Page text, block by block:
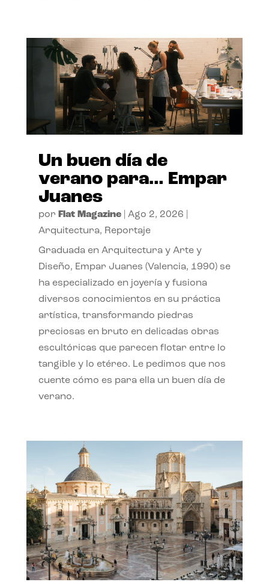
Un buen día de
verano para… Empar
Juanes
por Flat Magazine| Ago 2, 2026
Arquitectura, Reportaje
Graduada en Arquitectura y Arte y
Diseño, Empar Juanes (Valencia, 1990) se
ha especializado en joyería y fusiona
diversos conocimientos en su práctica
artística, transformando piedras
preciosas en bruto en delicadas obras
escultóricas que parecen flotar entre lo
tangible y lo etéreo. Le pedimos que nos
cuente cómo es para ella un buen día de
verano.